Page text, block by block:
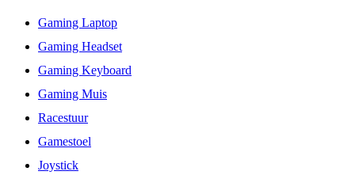
Gaming Laptop
Gaming Headset
Gaming Keyboard
Gaming Muis
Racestuur
Gamestoel
Joystick